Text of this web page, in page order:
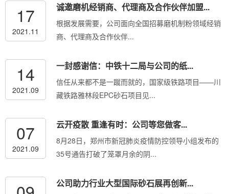
17
2021.11
诚邀磨机经销商、代理商及合作伙伴加盟...
根据发展需要，公司面向全国招募磨机制粉领域经销
商、代理商及合作伙伴...
14
2021.09
一封感谢信：中铁十二局与公司的纸...
信任从来都不是一蹴而就的，国家级铁路项目——川
藏铁路雅林段EPC砂石项目见...
07
2021.09
云开疫散 重逢有时：公司等您做客...
8月28日，郑州市新冠肺炎疫情防控领导小组发布的
35号通告打破了笼罩月余的阴...
公司助力行业大型国际砂石展再创新...